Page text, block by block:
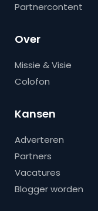
Partnercontent
Over
Missie & Visie
Colofon
Kansen
Adverteren
Partners
Vacatures
Blogger worden